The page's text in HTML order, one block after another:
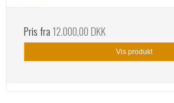
Pris fra12.000,00 DKK
Vis produkt